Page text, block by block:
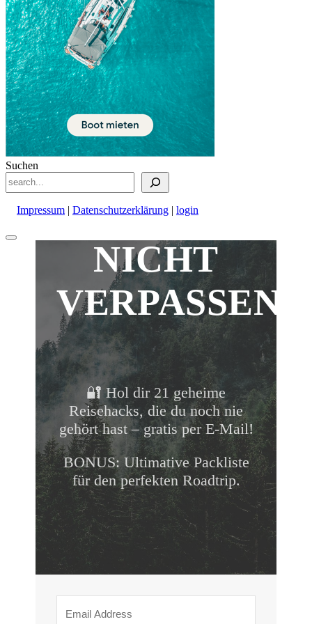
Suchen
Impressum | Datenschutzerklärung | login
Nach
NICHT
VERPASSEN!
🔐 Hol dir 21 geheime
Reisehacks, die du noch nie
gehört hast – gratis per E-Mail!
BONUS: Ultimative Packliste
für den perfekten Roadtrip.